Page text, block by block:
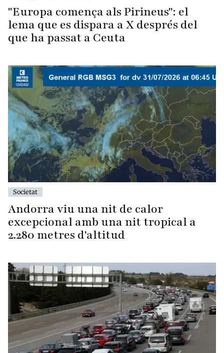
"Europa comença als Pirineus": el
lema que es dispara a X després del
que ha passat a Ceuta
Societat
Andorra viu una nit de calor
excepcional amb una nit tropical a
2.280 metres d'altitud